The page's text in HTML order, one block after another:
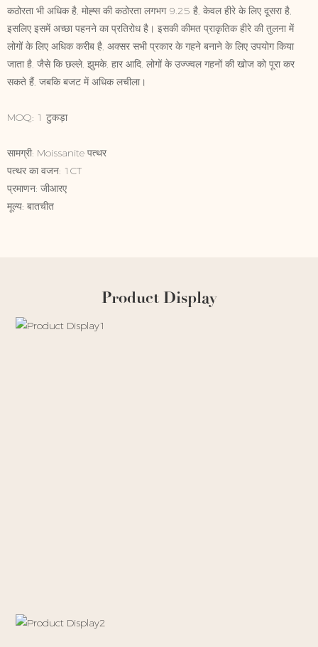
कठोरता भी अधिक है, मोह्स की कठोरता लगभग 9.25 है, केवल हीरे के लिए दूसरा है,
इसलिए इसमें अच्छा पहनने का प्रतिरोध है। इसकी कीमत प्राकृतिक हीरे की तुलना में
लोगों के लिए अधिक करीब है, अक्सर सभी प्रकार के गहने बनाने के लिए उपयोग किया
जाता है, जैसे कि छल्ले, झुमके, हार आदि, लोगों के उज्ज्वल गहनों की खोज को पूरा कर
सकते हैं, जबकि बजट में अधिक लचीला।
MOQ: 1 टुकड़ा
सामग्री: Moissanite पत्थर
पत्थर का वजन: 1CT
प्रमाणन: जीआरए
मूल्य: बातचीत
Product Display